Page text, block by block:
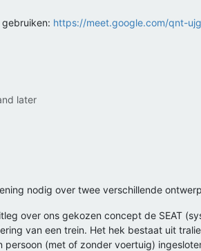
https://meet.google.com/qnt-
later
nodig over twee verschillende
over ons gekozen concept de SEAT
van een trein. Het hek bestaat uit
persoon (met of zonder voertuig)